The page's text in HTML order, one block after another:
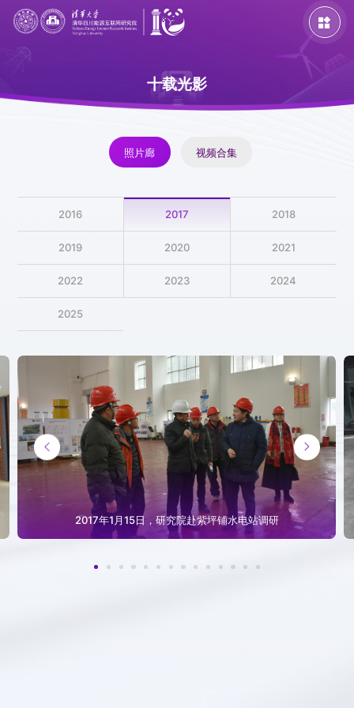

专题活动 特色活动
发展历程
照片廊 视频合集
在线祝福墙
十载光影
照片廊 视频合集
2016 2017 2018
2019 2020 2021
2022 2023 2024
2025
2017年1月15日，研究院赴紫坪铺水电站调研
 